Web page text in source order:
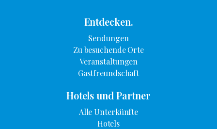
Entdecken.
Sendungen
Zu besuchende Orte
Veranstaltungen
Gastfreundschaft
Hotels und Partner
Alle Unterkünfte
Hotels